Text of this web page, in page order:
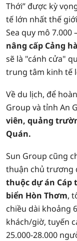
Thới” được kỳ
tế lớn nhất thế
Sea quy mô 7.000
nâng cấp Cảng
sẽ là "cánh cửa"
trung tâm kinh tế
Về du lịch, để
Group và tỉnh An
viên, quảng
Quán.
Sun Group cũng
thuận chủ trương
thuộc dự án Cáp
biển Hòn Thơm,
chiều dài khoảng
khách/giờ, tuyến
25.000-28.000